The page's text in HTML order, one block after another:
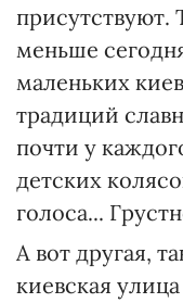
присутствуют.
меньше
маленьких
традиций
почти у
детских
голоса...
А вот другая,
киевская